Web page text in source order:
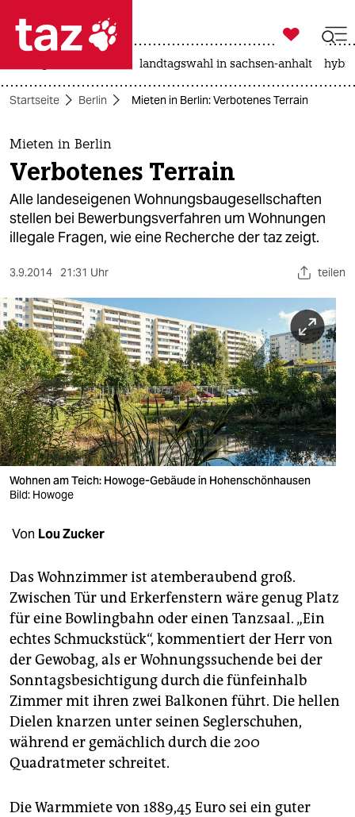
 taz zahl ich
taz zahl ich
themen
politik
öko
gesellschaft
sport
berlin
nord
wahrheit
verlag
verlag
veranstaltungen
fragen & hilfe
unterstützen
abo
genossenschaft
epaper login

taz zahl ich
landtagswahl in sachsen-anhalt
Startseite Berlin Mieten in Berlin: Verbotenes Terrain
Mieten in Berlin
Verbotenes Terrain
Alle landeseigenen Wohnungsbaugesellschaften
stellen bei Bewerbungsverfahren um Wohnungen
illegale Fragen, wie eine Recherche der taz zeigt.
3.9.2014 21:31 Uhr teilen
Wohnen am Teich: Howoge-Gebäude in Hohenschönhausen
Bild: Howoge
Von Lou Zucker
Das Wohnzimmer ist atemberaubend groß.
Zwischen Tür und Erkerfenstern wäre genug Platz
für eine Bowlingbahn oder einen Tanzsaal. „Ein
echtes Schmuckstück“, kommentiert der Herr von
der Gewobag, als er Wohnungssuchende bei der
Sonntagsbesichtigung durch die fünfeinhalb
Zimmer mit ihren zwei Balkonen führt. Die hellen
Dielen knarzen unter seinen Seglerschuhen,
während er gemächlich durch die 200
Quadratmeter schreitet.
Die Warmmiete von 1889,45 Euro sei ein guter